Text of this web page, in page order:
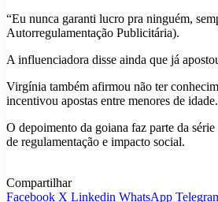
“Eu nunca garanti lucro pra ninguém,
Autorregulamentação Publicitária).
A influenciadora disse ainda que já
Virgínia também afirmou não ter
incentivou apostas entre menores de idade.
O depoimento da goiana faz parte da
de regulamentação e impacto social.
Compartilhar
Facebook X Linkedin WhatsApp